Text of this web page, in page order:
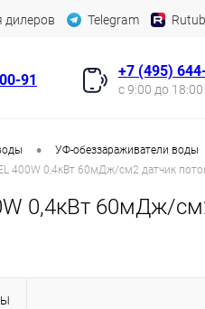
дилеров Telegram
91
+7 (495)
с 9:00 до
• УФ-обеззараживатели воды
400W 0,4кВт 60мДж/см2 датчик
0,4кВт 60мДж/